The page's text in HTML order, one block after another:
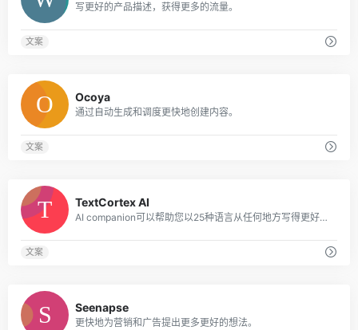
写更好的产品描述，获得更多的流量。
文案
Ocoya
通过自动生成和调度更快地创建内容。
文案
TextCortex AI
AI companion可以帮助您以25种语言从任何地方写得更好，更快。
文案
Seenapse
更快地为营销和广告提出更多更好的想法。